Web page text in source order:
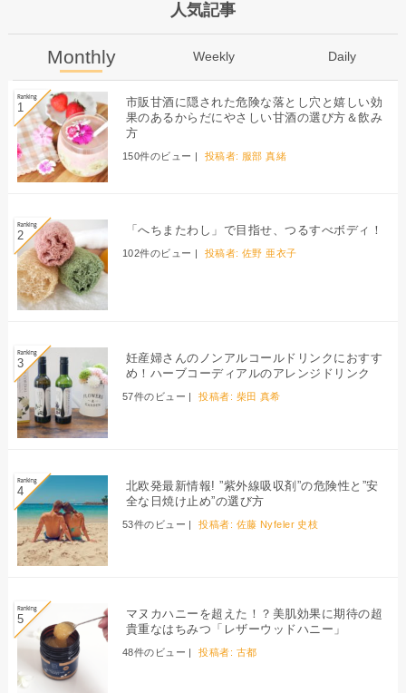
人気記事
Monthly Weekly Daily
市販甘酒に隠された危険な落とし穴と嬉しい効
果のあるからだにやさしい甘酒の選び方＆飲み
方
150件のビュー | 投稿者: 服部 真緒
「へちまたわし」で目指せ、つるすべボディ！
102件のビュー | 投稿者:佐野 亜衣子
妊産婦さんのノンアルコールドリンクにおすす
め！ハーブコーディアルのアレンジドリンク
57件のビュー | 投稿者: 柴田 真希
北欧発最新情報! ”紫外線吸収剤”の危険性と”安
全な日焼け止め”の選び方
53件のビュー | 投稿者: 佐藤 Nyfeler 史枝
マヌカハニーを超えた！？美肌効果に期待の超
貴重なはちみつ「レザーウッドハニー」
48件のビュー | 投稿者: 古都